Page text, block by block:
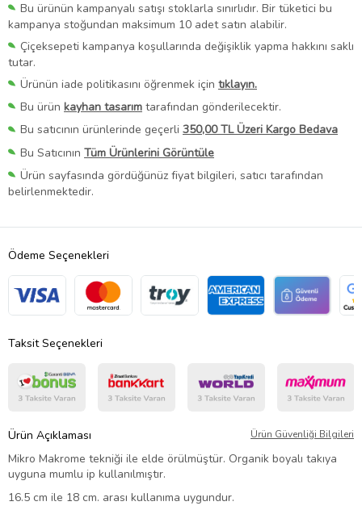
Bu ürünün kampanyalı satışı stoklarla sınırlıdır. Bir tüketici bu
kampanya stoğundan maksimum 10 adet satın alabilir.
Çiçeksepeti kampanya koşullarında değişiklik yapma hakkını saklı
tutar.
Ürünün iade politikasını öğrenmek için tıklayın.
Bu ürün kayhan tasarım tarafından gönderilecektir.
Bu satıcının ürünlerinde geçerli 350,00 TL Üzeri Kargo Bedava
Bu Satıcının Tüm Ürünlerini Görüntüle
Ürün sayfasında gördüğünüz fiyat bilgileri, satıcı tarafından
belirlenmektedir.
Ödeme Seçenekleri
Taksit Seçenekleri
Ürün Açıklaması Ürün Güvenliği Bilgileri
Mikro Makrome tekniği ile elde örülmüştür. Organik boyalı takıya
uyguna mumlu ip kullanılmıştır.
16.5 cm ile 18 cm. arası kullanıma uygundur.